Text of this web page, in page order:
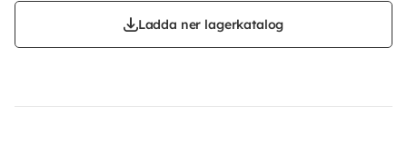
Ladda ner lagerkatalog